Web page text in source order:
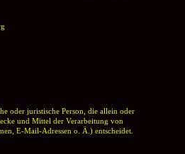
oder juristische Person, die allein oder
und Mittel der Verarbeitung von
E-Mail-Adressen o. Ä.) entscheidet.